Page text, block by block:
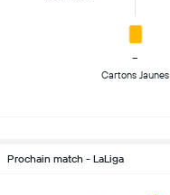
-
Cartons Jaunes
Prochain match - LaLiga